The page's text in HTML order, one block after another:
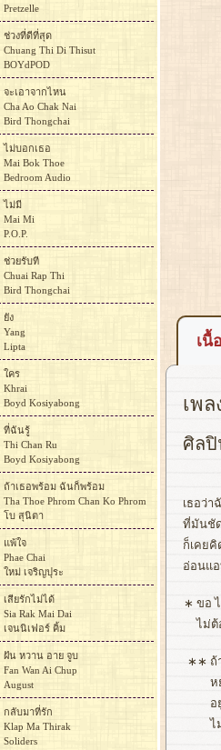
เนื้
เพล
ศิลปิ
เธอว่า
ที่มันชั
ก็เคย
อ่อนแ
∗ ขอ
ไม่ต้
∗∗ ถ้
ห
อ
ไ
Pretzelle
ช่วงที่ดีที่สุด
Chuang Thi Di Thisut
BOYdPOD
จะเอาจากไหน
Cha Ao Chak Nai
Bird Thongchai
ไม่บอกเธอ
Mai Bok Thoe
Bedroom Audio
ไม่มี
Mai Mi
P.O.P.
ช่วยรับที
Chuai Rap Thi
Bird Thongchai
ยัง
Yang
Lipta
ใคร
Khrai
Boyd Kosiyabong
ที่ฉันรู้
Thi Chan Ru
Boyd Kosiyabong
ถ้าเธอพร้อม ฉันก็พร้อม
Tha Thoe Phrom Chan Ko Phrom
โบ สุนิตา
แพ้ใจ
Phae Chai
ใหม่ เจริญปุระ
เสียรักไม่ได้
Sia Rak Mai Dai
เจนนิเฟอร์ คิ้ม
ฝัน หวาน อาย จูบ
Fan Wan Ai Chup
August
กลับมาที่รัก
Klap Ma Thirak
Soliders